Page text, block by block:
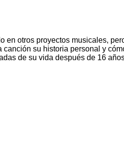
en otros proyectos musicales,
canción su historia personal y
de su vida después de 16